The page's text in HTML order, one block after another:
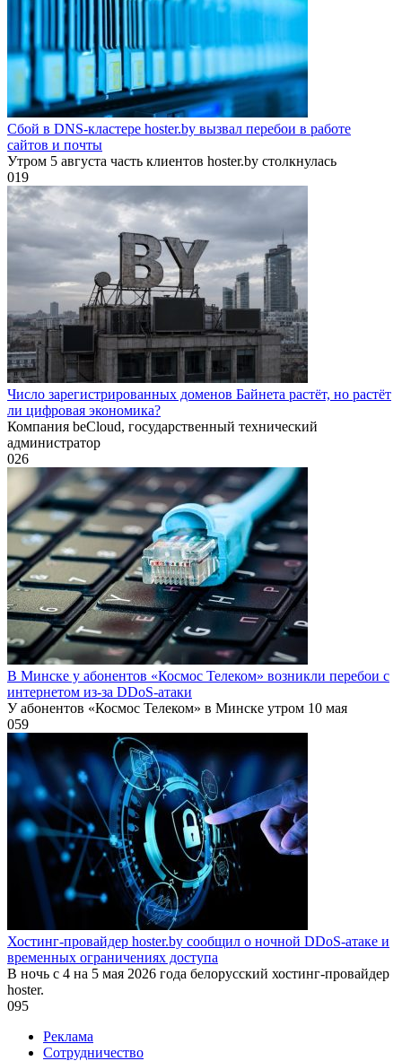
Сбой в DNS-кластере hoster.by вызвал перебои в работе
сайтов и почты
Утром 5 августа часть клиентов hoster.by столкнулась
019
Число зарегистрированных доменов Байнета растёт, но растёт
ли цифровая экономика?
Компания beCloud, государственный технический
администратор
026
В Минске у абонентов «Космос Телеком» возникли перебои с
интернетом из-за DDoS-атаки
У абонентов «Космос Телеком» в Минске утром 10 мая
059
Хостинг-провайдер hoster.by сообщил о ночной DDoS-атаке и
временных ограничениях доступа
В ночь с 4 на 5 мая 2026 года белорусский хостинг-провайдер
hoster.
095
Реклама
Сотрудничество